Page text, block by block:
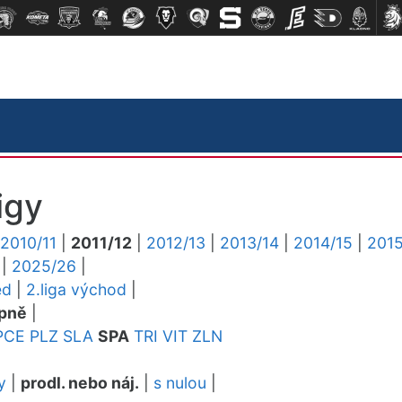
2010/11 2011/12 2012/13 2013/14 2014/15
2025/26
2.liga východ
PLZ SLA SPA TRI VIT ZLN
prodl. nebo náj. s nulou